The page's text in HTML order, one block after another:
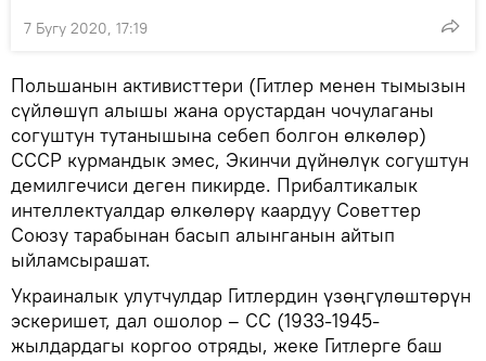
7 Бугу 2020, 17:19
Польшанын активисттери (Гитлер менен тымызын
сүйлөшүп алышы жана орустардан чочулаганы
согуштун тутанышына себеп болгон өлкөлөр)
СССР курмандык эмес, Экинчи дүйнөлүк согуштун
демилгечиси деген пикирде. Прибалтикалык
интеллектуалдар өлкөлөрү каардуу Советтер
Союзу тарабынан басып алынганын айтып
ыйламсырашат.
Украиналык улутчулдар Гитлердин үзөңгүлөштөрүн
эскеришет, дал ошолор – СС (1933-1945-
жылдардагы коргоо отряды, жеке Гитлерге баш